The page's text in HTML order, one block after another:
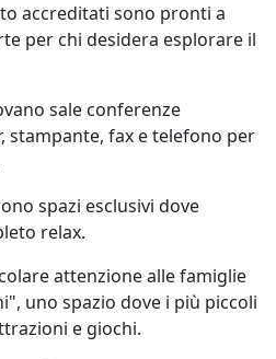
accreditati sono pronti a
per chi desidera esplorare il
sale conferenze
stampante, fax e telefono per
spazi esclusivi dove
relax.
attenzione alle famiglie
uno spazio dove i più piccoli
e giochi.